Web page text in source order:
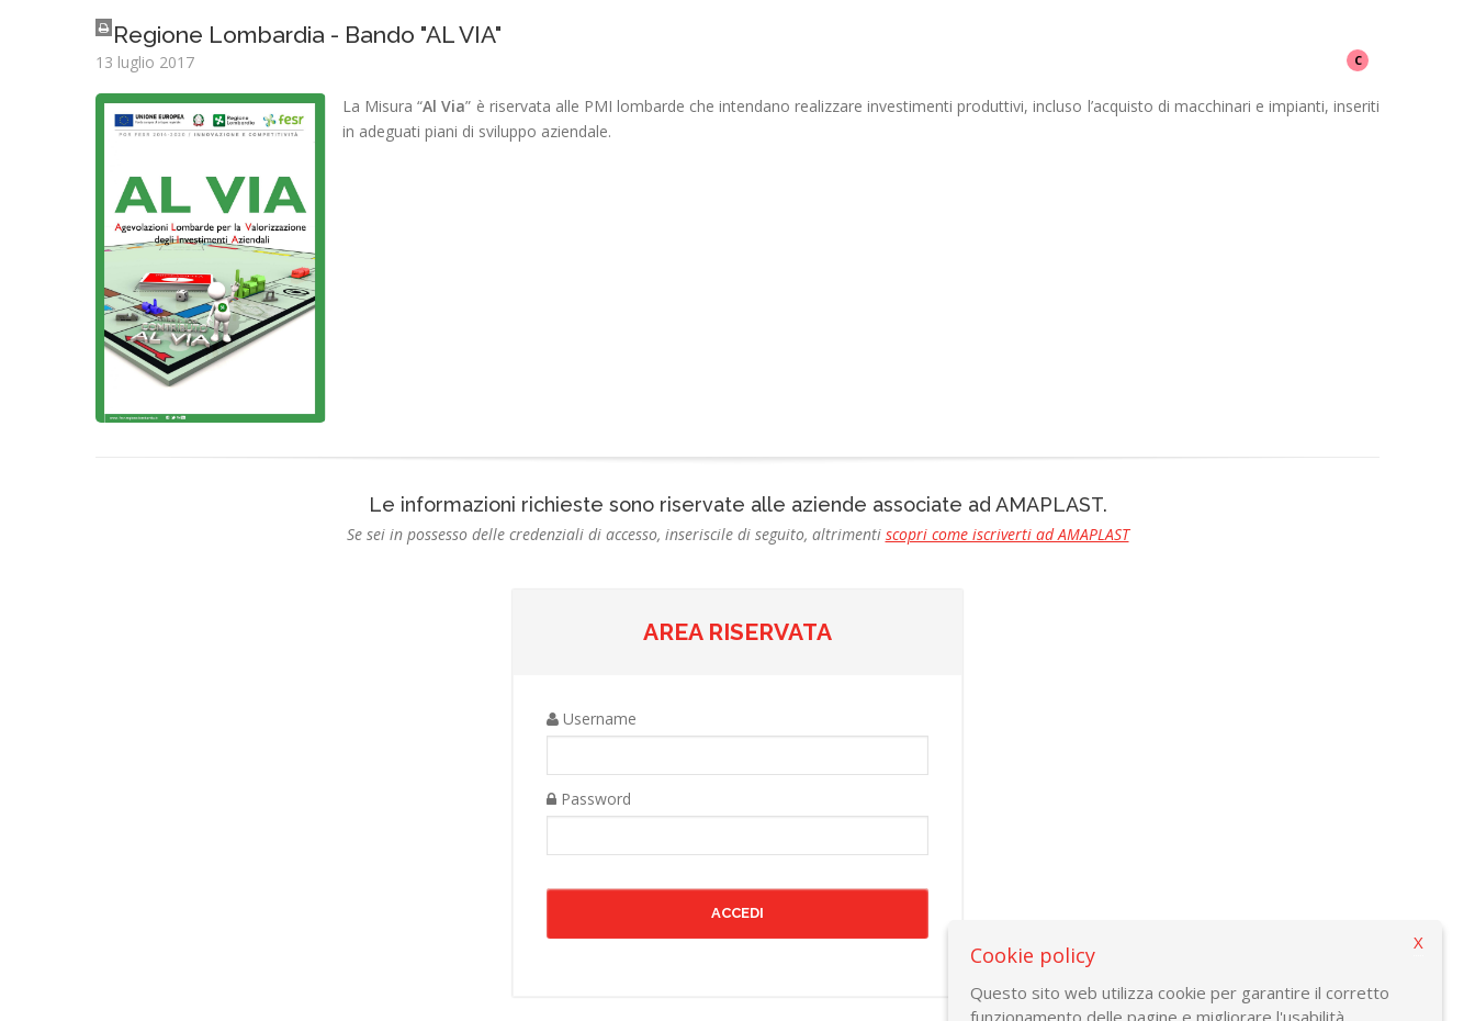
Regione Lombardia - Bando "AL VIA"
13 luglio 2017 C
La Misura “Al Via” è riservata alle PMI lombarde che intendano realizzare investimenti produttivi, incluso l’acquisto di macchinari e impianti, inseriti
in adeguati piani di sviluppo aziendale.
Le informazioni richieste sono riservate alle aziende associate ad AMAPLAST.
Se sei in possesso delle credenziali di accesso, inseriscile di seguito, altrimenti scopri come iscriverti ad AMAPLAST
AREA RISERVATA
Username
Password
Cookie policy
Questo sito web utilizza cookie per garantire il corretto
funzionamento delle pagine e migliorare l'usabilità.
X